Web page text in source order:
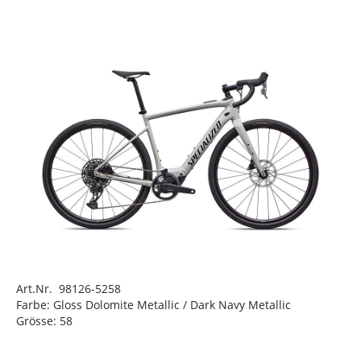
Art.Nr. 98126-5258
Farbe: Gloss Dolomite Metallic / Dark Navy Metallic
Grösse: 58